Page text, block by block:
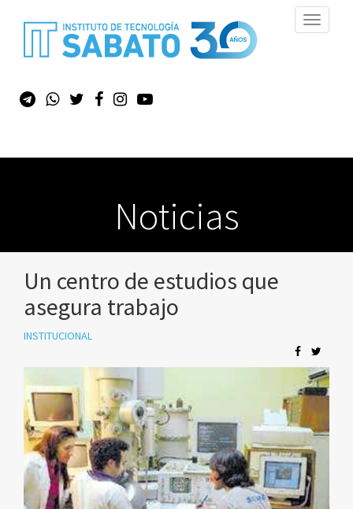
Toggle
Noticias
Un centro de estudios que
asegura trabajo
INSTITUCIONAL